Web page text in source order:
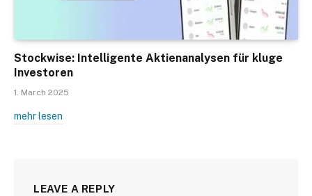
Stockwise: Intelligente Aktienanalysen für kluge
Investoren
1. March 2025
mehr lesen
LEAVE A REPLY